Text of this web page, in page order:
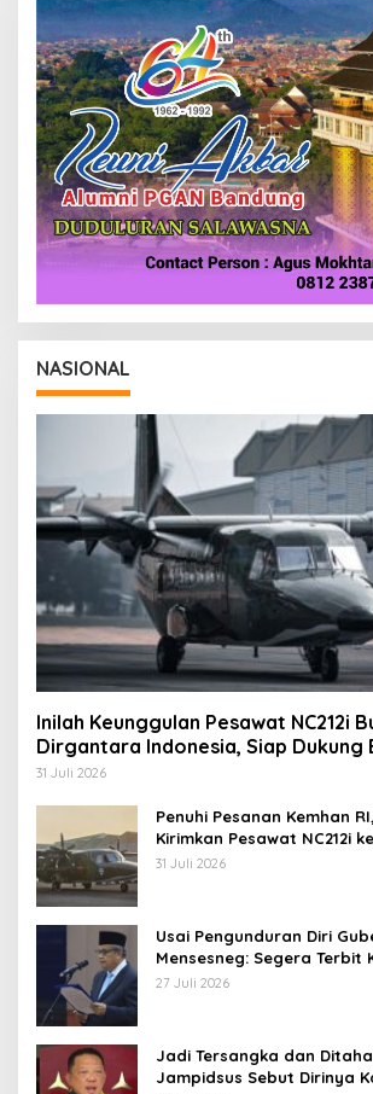
NASIONAL
Inilah Keunggulan Pesawat NC212i
Dirgantara Indonesia, Siap Dukung
Operasi TNI
31 Juli 2026
Penuhi Pesanan Kemhan
Kirimkan Pesawat NC212i
AU
31 Juli 2026
Usai Pengunduran Diri
Mensesneg: Segera Terbit
Pemberhentian dengan
27 Juli 2026
Jadi Tersangka dan
Jampidsus Sebut Dirinya